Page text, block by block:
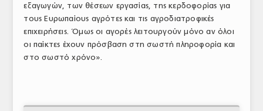
εξαγωγών, των θέσεων εργασίας, της κερδοφορίας για
τους Ευρωπαίους αγρότες και τις αγροδιατροφικές
επιχειρήσεις. Όμως οι αγορές λειτουργούν μόνο αν όλοι
οι παίκτες έχουν πρόσβαση στη σωστή πληροφορία και
στο σωστό χρόνο».